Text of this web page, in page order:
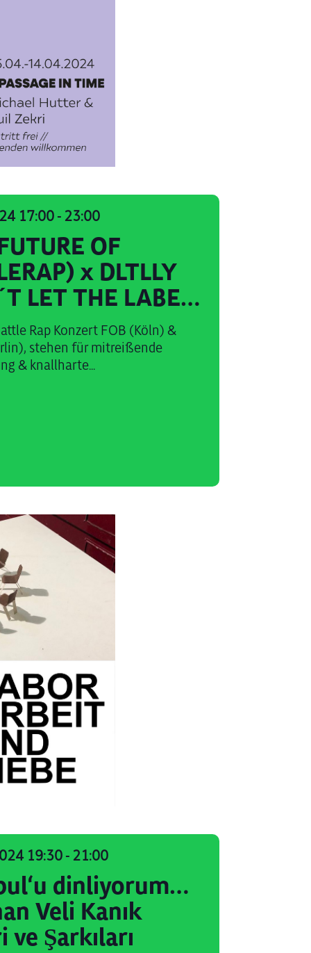
17:00 - 23:00
OF
x DLTLLY
LET THE LABEL
YOU) //
BATTLES
Rap Konzert FOB (Köln) &
stehen für mitreißende
& knallharte...
19:30 - 21:00
dinliyorum…
Veli Kanık
Şarkıları